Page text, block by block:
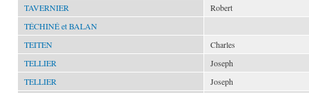
TAVERNIER
Robert
TÉCHINÉ et BALAN
TEITEN
Charles
TELLIER
Joseph
TELLIER
Joseph